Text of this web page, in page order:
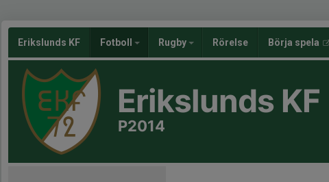
Erikslunds KF Fotboll Rugby Rörelse Börja spela
Erikslunds KF
P2014